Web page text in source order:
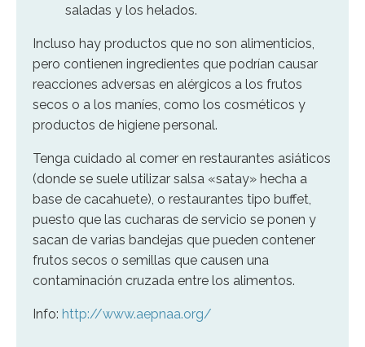
saladas y los helados.
Incluso hay productos que no son alimenticios,
pero contienen ingredientes que podrían causar
reacciones adversas en alérgicos a los frutos
secos o a los maníes, como los cosméticos y
productos de higiene personal.
Tenga cuidado al comer en restaurantes asiáticos
(donde se suele utilizar salsa «satay» hecha a
base de cacahuete), o restaurantes tipo buffet,
puesto que las cucharas de servicio se ponen y
sacan de varias bandejas que pueden contener
frutos secos o semillas que causen una
contaminación cruzada entre los alimentos.
Info: http://www.aepnaa.org/